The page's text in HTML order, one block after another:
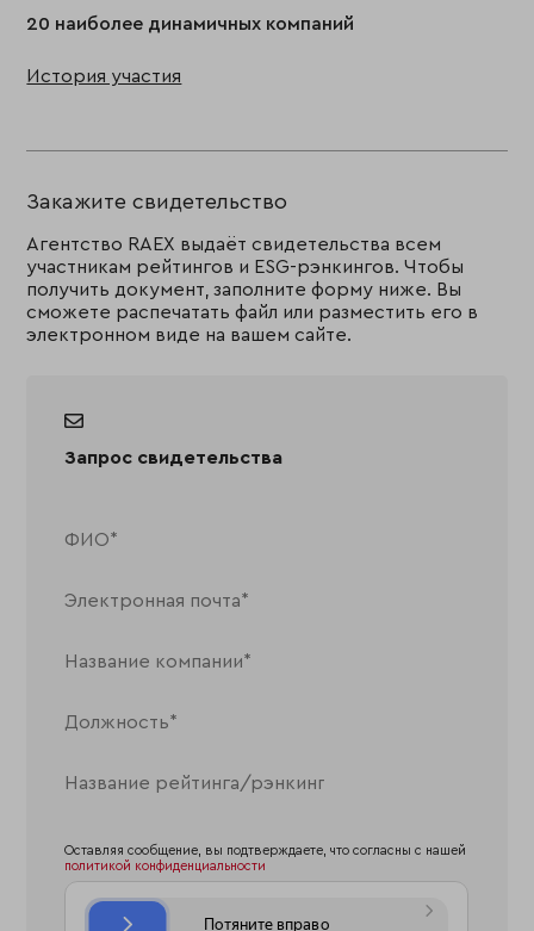
20 наиболее динамичных компаний
История участия
Закажите свидетельство
Агентство RAEX выдаёт свидетельства всем
участникам рейтингов и ESG-рэнкингов. Чтобы
получить документ, заполните форму ниже. Вы
сможете распечатать файл или разместить его в
электронном виде на вашем сайте.
Запрос свидетельства
Оставляя сообщение, вы подтверждаете, что согласны с нашей
политикой конфиденциальности